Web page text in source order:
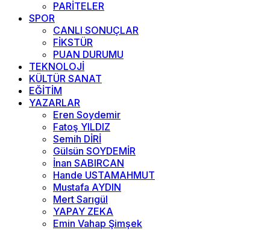
PARİTELER
SPOR
CANLI SONUÇLAR
FİKSTÜR
PUAN DURUMU
TEKNOLOJİ
KÜLTÜR SANAT
EĞİTİM
YAZARLAR
Eren Soydemir
Fatoş YILDIZ
Semih DİRİ
Gülsün SOYDEMİR
İnan SABIRCAN
Hande USTAMAHMUT
Mustafa AYDIN
Mert Sarıgül
YAPAY ZEKA
Emin Vahap Şimşek